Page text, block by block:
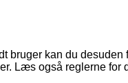
bruger kan du desuden
Læs også reglerne for